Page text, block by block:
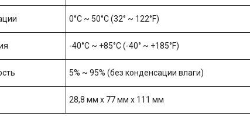
0°C ~ 50°C (32° ~ 122°F)
-40°C ~ +85°C (-40° ~ +185°F)
5% ~ 95% (без конденсации влаги)
28,8 мм x 77 мм x 111 мм